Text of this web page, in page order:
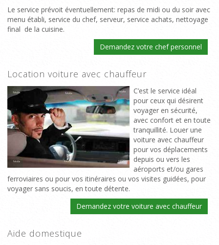
Le service prévoit éventuellement: repas de midi ou du soir avec
menu établi, service du chef, serveur, service achats, nettoyage
final de la cuisine.
Demandez votre chef personnel
Location voiture avec chauffeur
C’est le service idéal
pour ceux qui désirent
voyager en sécurité,
avec confort et en toute
tranquillité. Louer une
voiture avec chauffeur
pour vos déplacements
depuis ou vers les
aéroports et/ou gares
ferroviaires ou pour vos itinéraires ou vos visites guidées, pour
voyager sans soucis, en toute détente.
Demandez votre voiture avec chauffeur
Aide domestique